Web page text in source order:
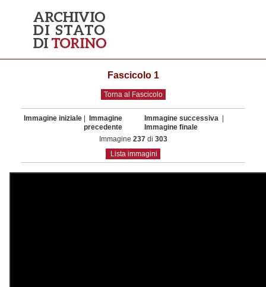
Fascicolo 1
Torna al Fascicolo
Immagine iniziale
Immagine
precedente
Immagine successiva
Immagine finale
Immagine 237di 303
Lista immagini